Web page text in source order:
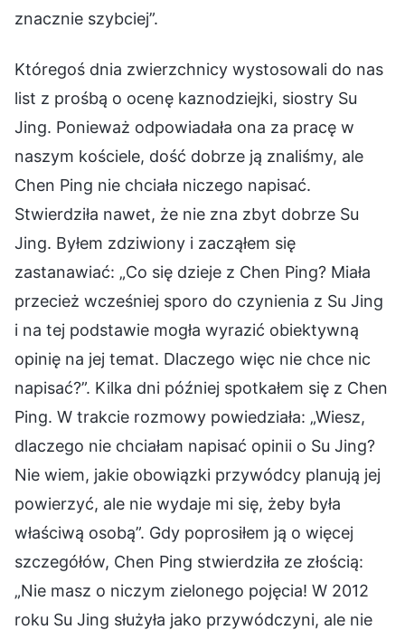
znacznie szybciej”.
Któregoś dnia zwierzchnicy wystosowali do nas
list z prośbą o ocenę kaznodziejki, siostry Su
Jing. Ponieważ odpowiadała ona za pracę w
naszym kościele, dość dobrze ją znaliśmy, ale
Chen Ping nie chciała niczego napisać.
Stwierdziła nawet, że nie zna zbyt dobrze Su
Jing. Byłem zdziwiony i zacząłem się
zastanawiać: „Co się dzieje z Chen Ping? Miała
przecież wcześniej sporo do czynienia z Su Jing
i na tej podstawie mogła wyrazić obiektywną
opinię na jej temat. Dlaczego więc nie chce nic
napisać?”. Kilka dni później spotkałem się z Chen
Ping. W trakcie rozmowy powiedziała: „Wiesz,
dlaczego nie chciałam napisać opinii o Su Jing?
Nie wiem, jakie obowiązki przywódcy planują jej
powierzyć, ale nie wydaje mi się, żeby była
właściwą osobą”. Gdy poprosiłem ją o więcej
szczegółów, Chen Ping stwierdziła ze złością:
„Nie masz o niczym zielonego pojęcia! W 2012
roku Su Jing służyła jako przywódczyni, ale nie